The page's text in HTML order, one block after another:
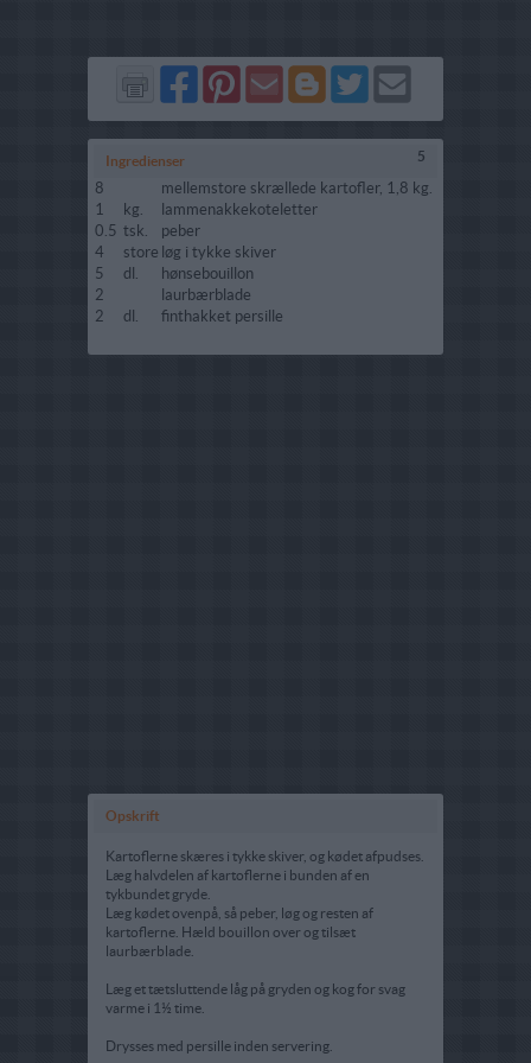
Del
på
Facebook
Del
på
Pinterest
Send
via
GMail
Del
på
Blogger
Del
på
Twitter
Send
Ingredienser 5
8
mellemstore skrællede kartofler, 1,8 kg.
1
kg.
lammenakkekoteletter
0.5 tsk.
peber
4
store løg i tykke skiver
5
dl.
hønsebouillon
2
laurbærblade
2
dl. finthakket persille
Opskrift
Kartoflerne skæres i tykke skiver, og kødet afpudses.
Læg halvdelen af kartoflerne i bunden af en
tykbundet gryde.
Læg kødet ovenpå, så peber, løg og resten af
kartoflerne. Hæld bouillon over og tilsæt
laurbærblade.
Læg et tætsluttende låg på gryden og kog for svag
varme i 1½ time.
Drysses med persille inden servering.